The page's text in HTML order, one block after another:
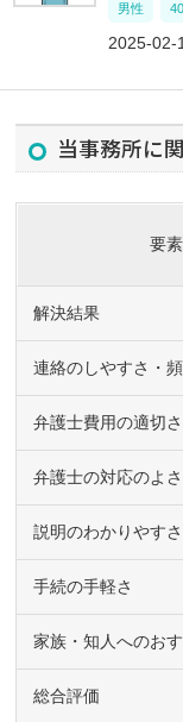
男性
2025-02-
当事務所に
要素
解決結果
連絡のしやすさ・
弁護士費用の適切さ
弁護士の対応のよさ
説明のわかりやすさ
手続の手軽さ
家族・知人へのお
総合評価